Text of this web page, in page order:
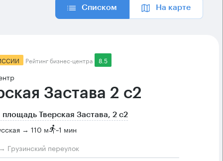
Списком На карте
Рейтинг бизнес-центра 8.5
Застава 2 с2
Тверская Застава, 2 с2
→ 110 м ~1 мин
переулок